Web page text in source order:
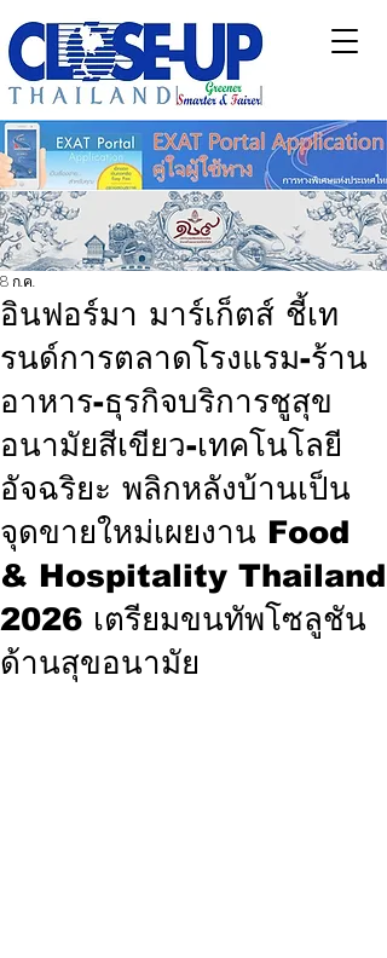
อินฟอร์มา มาร์เก็ตส์ ชี้เท
รนด์การตลาดโรงแรม-ร้าน
อาหาร-ธุรกิจบริการชูสุข
อนามัยสีเขียว-เทคโนโลยี
อัจฉริยะ พลิกหลังบ้านเป็น
จุดขายใหม่เผยงาน Food
& Hospitality Thailand
2026 เตรียมขนทัพโซลูชัน
ด้านสุขอนามัย
8 ก.ค.